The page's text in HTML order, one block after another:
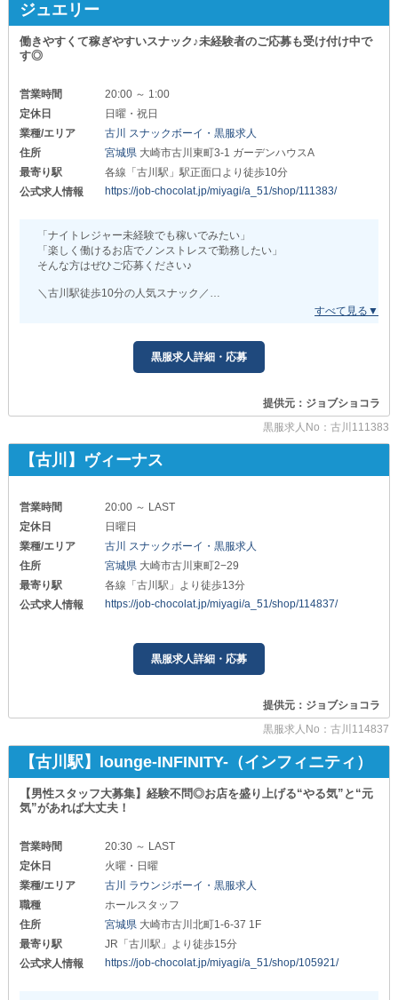
ジュエリー
働きやすくて稼ぎやすいスナック♪未経験者のご応募も受け付け中で
す◎
営業時間
20:00 ～ 1:00
定休日
日曜・祝日
業種/エリア
古川 スナックボーイ・黒服求人
住所
宮城県 大崎市古川東町3-1 ガーデンハウスA
最寄り駅
各線「古川駅」駅正面口より徒歩10分
公式求人情報
https://job-chocolat.jp/miyagi/a_51/shop/111383/
「ナイトレジャー未経験でも稼いでみたい」
「楽しく働けるお店でノンストレスで勤務したい」
そんな方はぜひご応募ください♪
＼古川駅徒歩10分の人気スナック／
定休日は日曜日・祝日です♪
出勤できない日なども柔軟に対応できますので
怖い先輩もおりませんし
怒鳴る指導などもありませんので
少しでも気になった方はお気軽にご連絡くださいね！
黒服求人詳細・応募
提供元：ジョブショコラ
黒服求人No：古川111383
【古川】ヴィーナス
営業時間
20:00 ～ LAST
定休日
日曜日
業種/エリア
古川 スナックボーイ・黒服求人
住所
宮城県 大崎市古川東町2−29
最寄り駅
各線「古川駅」より徒歩13分
公式求人情報
https://job-chocolat.jp/miyagi/a_51/shop/114837/
黒服求人詳細・応募
提供元：ジョブショコラ
黒服求人No：古川114837
【古川駅】lounge-INFINITY-（インフィニティ）
【男性スタッフ大募集】経験不問◎お店を盛り上げる“やる気”と“元
気”があれば大丈夫！
営業時間
20:30 ～ LAST
定休日
火曜・日曜
業種/エリア
古川 ラウンジボーイ・黒服求人
職種
ホールスタッフ
住所
宮城県 大崎市古川北町1-6-37 1F
最寄り駅
JR「古川駅」より徒歩15分
公式求人情報
https://job-chocolat.jp/miyagi/a_51/shop/105921/